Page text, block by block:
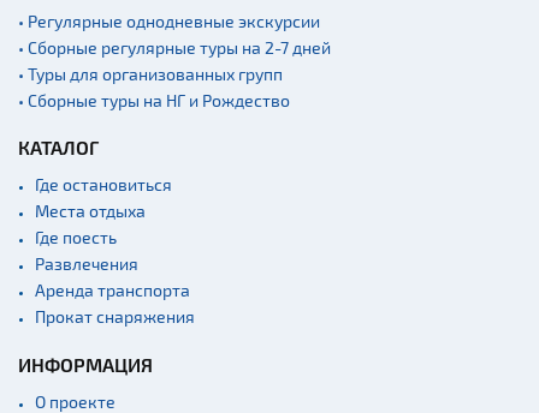
• Регулярные однодневные экскурсии
• Сборные регулярные туры на 2-7 дней
• Туры для организованных групп
• Сборные туры на НГ и Рождество
КАТАЛОГ
Где остановиться
Места отдыха
Где поесть
Развлечения
Аренда транспорта
Прокат снаряжения
ИНФОРМАЦИЯ
О проекте